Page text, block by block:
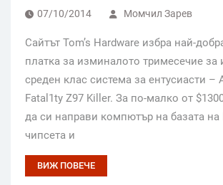
07/10/2014 Момчил Зарев
Сайтът Tom’s Hardware избра най-
платка за изминалото тримесечие за
среден клас система за ентусиасти –
Fatal1ty Z97 Killer. За по-малко от
да си направи компютър на базата на
чипсета и
ВИЖ ПОВЕЧЕ